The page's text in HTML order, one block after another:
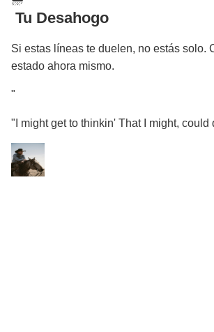
️ Tu Desahogo
Si estas líneas te duelen, no estás solo.
estado ahora mismo.
"
"I might get to thinkin' That I might, could